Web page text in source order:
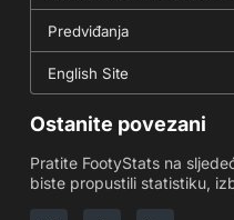
Predviđanja
English Site
Ostanite povezani
Pratite FootyStats na
biste propustili statistiku,